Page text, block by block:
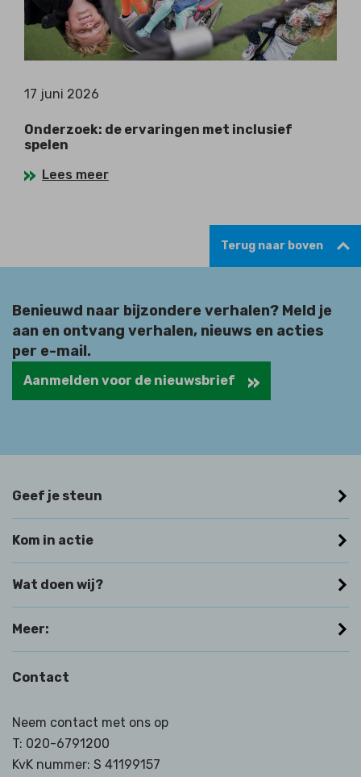
17 juni 2026
Onderzoek: de ervaringen met inclusief
spelen
Lees meer
Terug naar boven
Benieuwd naar bijzondere verhalen? Meld je
aan en ontvang verhalen, nieuws en acties
per e-mail.
Aanmelden voor de nieuwsbrief
Geef je steun
Kom in actie
Wat doen wij?
Meer:
Contact
Neem contact met ons op
T: 020-6791200
KvK nummer: S 41199157